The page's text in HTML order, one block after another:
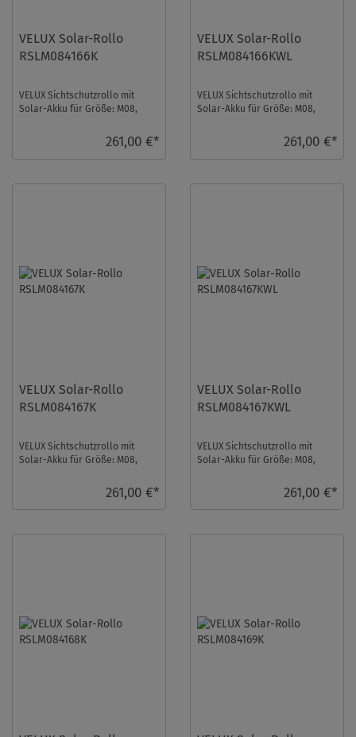
VELUX Solar-Rollo
RSLM084166K
VELUX Sichtschutzrollo mit
Solar-Akku für Größe: M08,
Semitransparent, alu Sch ...
261,00 €*
VELUX Solar-Rollo
RSLM084166KWL
VELUX Sichtschutzrollo mit
Solar-Akku für Größe: M08,
Semitransparent, weiße ...261,00 €*
VELUX Solar-Rollo
RSLM084167K
VELUX Sichtschutzrollo mit
Solar-Akku für Größe: M08,
261,00 €*
VELUX Solar-Rollo
RSLM084167KWL
VELUX Sichtschutzrollo mit
Solar-Akku für Größe: M08,
261,00 €*